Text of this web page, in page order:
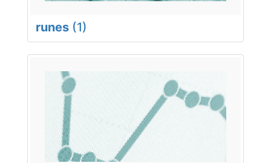
runes (1)